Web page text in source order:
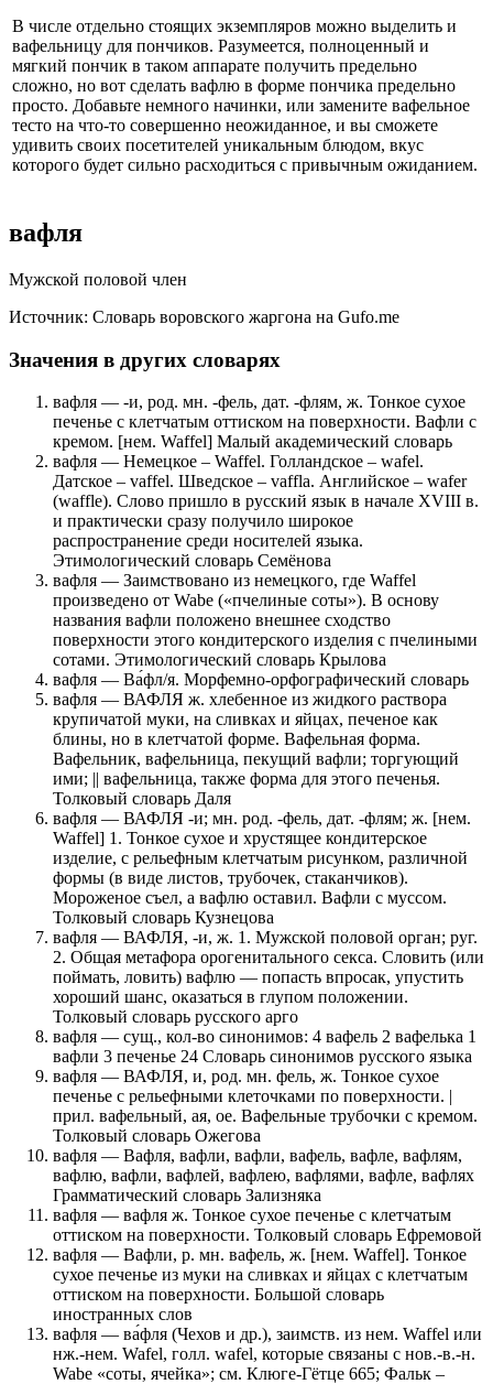
В числе отдельно стоящих экземпляров можно выделить и
вафельницу для пончиков. Разумеется, полноценный и
мягкий пончик в таком аппарате получить предельно
сложно, но вот сделать вафлю в форме пончика предельно
просто. Добавьте немного начинки, или замените вафельное
тесто на что-то совершенно неожиданное, и вы сможете
удивить своих посетителей уникальным блюдом, вкус
которого будет сильно расходиться с привычным ожиданием.
вафля
Мужской половой член
Источник: Словарь воровского жаргона на Gufo.me
Значения в других словарях
вафля — -и, род. мн. -фель, дат. -флям, ж. Тонкое сухое
печенье с клетчатым оттиском на поверхности. Вафли с
кремом. [нем. Waffel] Малый академический словарь
вафля — Немецкое – Waffel. Голландское – wafel.
Датское – vaffel. Шведское – vaffla. Английское – wafer
(waffle). Слово пришло в русский язык в начале XVIII в.
и практически сразу получило широкое
распространение среди носителей языка.
Этимологический словарь Семёнова
вафля — Заимствовано из немецкого, где Waffel
произведено от Wabe («пчелиные соты»). В основу
названия вафли положено внешнее сходство
поверхности этого кондитерского изделия с пчелиными
сотами. Этимологический словарь Крылова
вафля — Ва́фл/я. Морфемно-орфографический словарь
вафля — ВАФЛЯ ж. хлебенное из жидкого раствора
крупичатой муки, на сливках и яйцах, печеное как
блины, но в клетчатой форме. Вафельная форма.
Вафельник, вафельница, пекущий вафли; торгующий
ими; || вафельница, также форма для этого печенья.
Толковый словарь Даля
вафля — ВАФЛЯ -и; мн. род. -фель, дат. -флям; ж. [нем.
Waffel] 1. Тонкое сухое и хрустящее кондитерское
изделие, с рельефным клетчатым рисунком, различной
формы (в виде листов, трубочек, стаканчиков).
Мороженое съел, а вафлю оставил. Вафли с муссом.
Толковый словарь Кузнецова
вафля — ВАФЛЯ, -и, ж. 1. Мужской половой орган; руг.
2. Общая метафора орогенитального секса. Словить (или
поймать, ловить) вафлю — попасть впросак, упустить
хороший шанс, оказаться в глупом положении.
Толковый словарь русского арго
вафля — сущ., кол-во синонимов: 4 вафель 2 вафелька 1
вафли 3 печенье 24 Словарь синонимов русского языка
вафля — ВАФЛЯ, и, род. мн. фель, ж. Тонкое сухое
печенье с рельефными клеточками по поверхности. |
прил. вафельный, ая, ое. Вафельные трубочки с кремом.
Толковый словарь Ожегова
вафля — Вафля, вафли, вафли, вафель, вафле, вафлям,
вафлю, вафли, вафлей, вафлею, вафлями, вафле, вафлях
Грамматический словарь Зализняка
вафля — вафля ж. Тонкое сухое печенье с клетчатым
оттиском на поверхности. Толковый словарь Ефремовой
вафля — Вафли, р. мн. вафель, ж. [нем. Waffel]. Тонкое
сухое печенье из муки на сливках и яйцах с клетчатым
оттиском на поверхности. Большой словарь
иностранных слов
вафля — ва́фля (Чехов и др.), заимств. из нем. Waffel или
нж.-нем. Wafel, голл. wafel, которые связаны с нов.-в.-н.
Wabe «соты, ячейка»; см. Клюге-Гётце 665; Фальк –